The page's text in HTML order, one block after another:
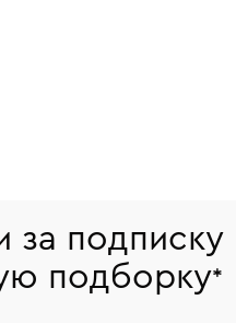
за подписку
подборку*